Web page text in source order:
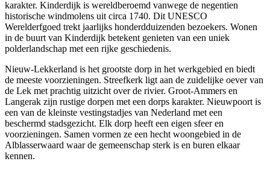
karakter. Kinderdijk is wereldberoemd vanwege de negentien
historische windmolens uit circa 1740. Dit UNESCO
Werelderfgoed trekt jaarlijks honderdduizenden bezoekers. Wonen
in de buurt van Kinderdijk betekent genieten van een uniek
polderlandschap met een rijke geschiedenis.
Nieuw-Lekkerland is het grootste dorp in het werkgebied en biedt
de meeste voorzieningen. Streefkerk ligt aan de zuidelijke oever van
de Lek met prachtig uitzicht over de rivier. Groot-Ammers en
Langerak zijn rustige dorpen met een dorps karakter. Nieuwpoort is
een van de kleinste vestingstadjes van Nederland met een
beschermd stadsgezicht. Elk dorp heeft een eigen sfeer en
voorzieningen. Samen vormen ze een hecht woongebied in de
Alblasserwaard waar de gemeenschap sterk is en buren elkaar
kennen.